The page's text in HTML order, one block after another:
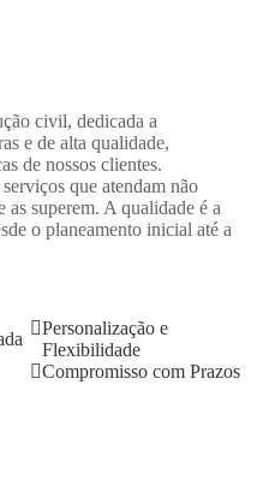
civil, dedicada a
e de alta qualidade,
de nossos clientes.
que atendam não
as superem. A qualidade é a
o planeamento inicial até a
Personalização e
Flexibilidade
Compromisso com Prazos